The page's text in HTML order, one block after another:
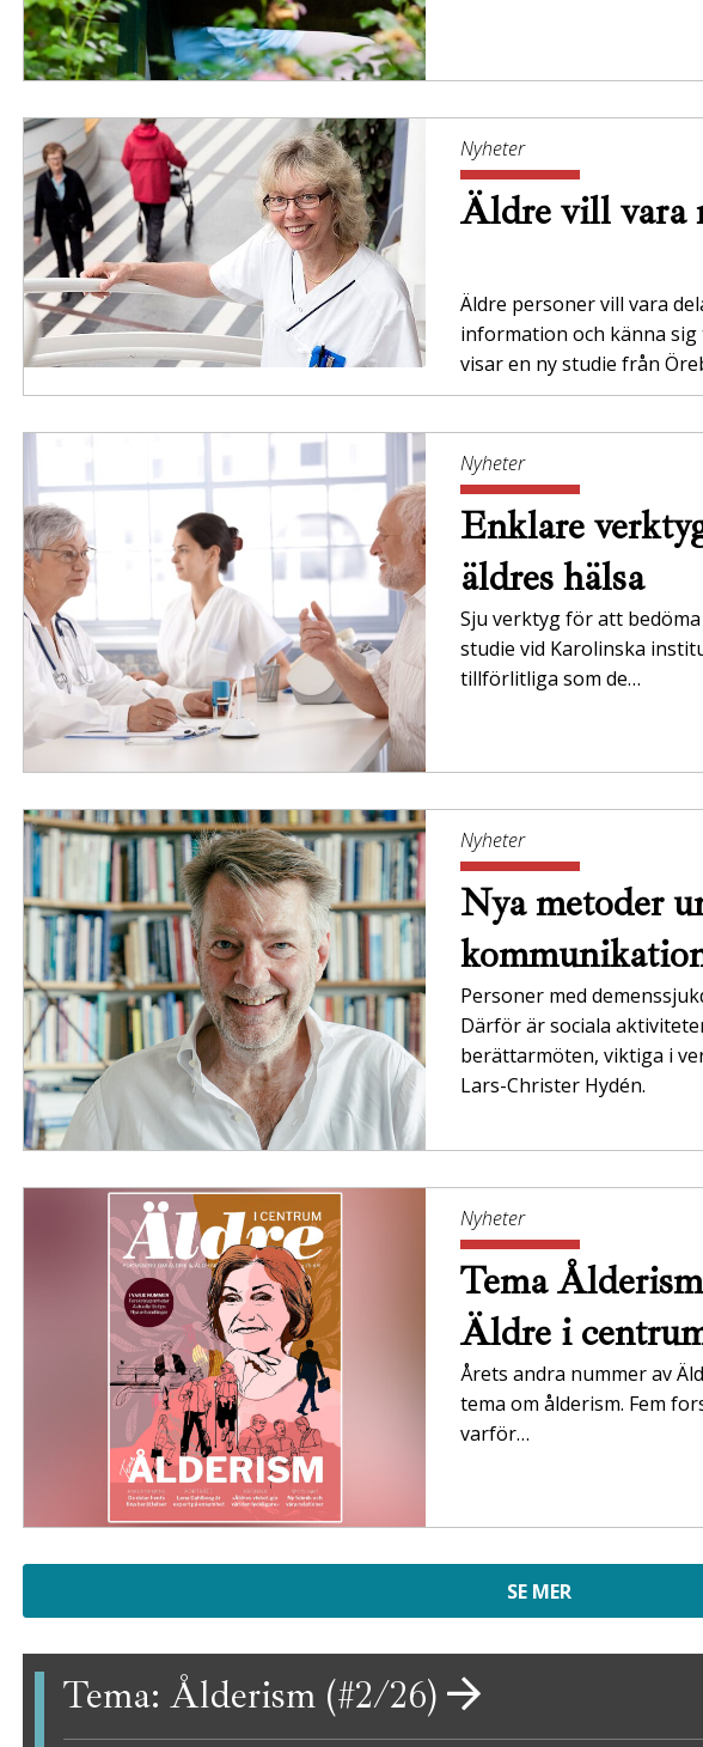
Nyheter
Äldre vill vara
Äldre personer vill vara
information och känna
visar en ny studie från
Nyheter
Enklare
äldres hälsa
Sju verktyg för att
studie vid Karolinska
tillförlitliga som de…
Nyheter
Nya metoder
Personer med
Därför är sociala
berättarmöten, viktiga i
Lars-Christer Hydén.
Nyheter
Tema
Äldre i
Årets andra nummer av
tema om ålderism. Fem
varför…
SE MER
Tema: Ålderism (#2/26)